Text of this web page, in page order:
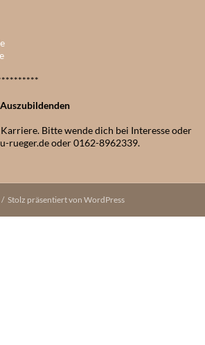
Bitte wende dich bei Interesse oder
rueger.de oder 0162-8962339.
Stolz präsentiert von WordPress